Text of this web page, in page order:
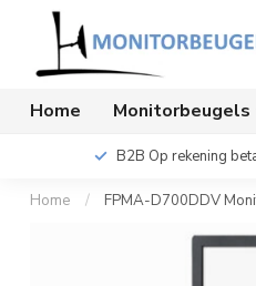
Home Monitorbeugels
B2B Op rekening
Home / FPMA-D700DDV